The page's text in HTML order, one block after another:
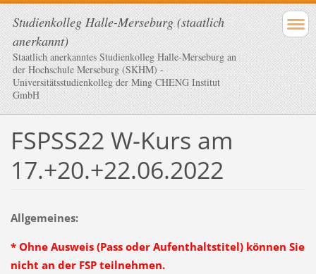
Studienkolleg Halle-Merseburg (staatlich
anerkannt)
Staatlich anerkanntes Studienkolleg Halle-Merseburg an
der Hochschule Merseburg (SKHM) -
Universitätsstudienkolleg der Ming CHENG Institut
GmbH
FSPSS22 W-Kurs am
17.+20.+22.06.2022
Allgemeines:
* Ohne Ausweis (Pass oder Aufenthaltstitel) können Sie
nicht an der FSP teilnehmen.